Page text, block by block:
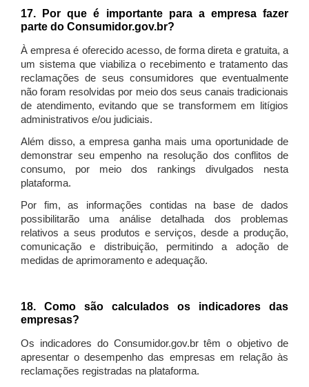
17. Por que é importante para a empresa fazer
parte do Consumidor.gov.br?
À empresa é oferecido acesso, de forma direta e gratuita, a
um sistema que viabiliza o recebimento e tratamento das
reclamações de seus consumidores que eventualmente
não foram resolvidas por meio dos seus canais tradicionais
de atendimento, evitando que se transformem em litígios
administrativos e/ou judiciais.
Além disso, a empresa ganha mais uma oportunidade de
demonstrar seu empenho na resolução dos conflitos de
consumo, por meio dos rankings divulgados nesta
plataforma.
Por fim, as informações contidas na base de dados
possibilitarão uma análise detalhada dos problemas
relativos a seus produtos e serviços, desde a produção,
comunicação e distribuição, permitindo a adoção de
medidas de aprimoramento e adequação.
18. Como são calculados os indicadores das
empresas?
Os indicadores do Consumidor.gov.br têm o objetivo de
apresentar o desempenho das empresas em relação às
reclamações registradas na plataforma.